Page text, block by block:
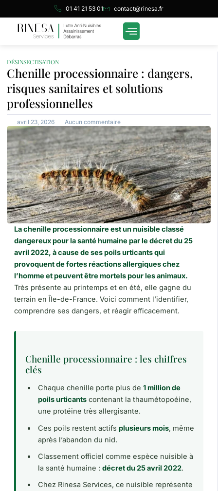
Content
navigation
contenu
01 41 21 53 01 contact@rinesa.fr
DÉSINSECTISATION
Chenille processionnaire : dangers,
risques sanitaires et solutions
professionnelles
avril 23, 2026 Aucun commentaire
La chenille processionnaire est un nuisible classé
dangereux pour la santé humaine par le décret du 25
avril 2022, à cause de ses poils urticants qui
provoquent de fortes réactions allergiques chez
l’homme et peuvent être mortels pour les animaux.
Très présente au printemps et en été, elle gagne du
terrain en Île-de-France. Voici comment l’identifier,
comprendre ses dangers, et réagir efficacement.
Chenille processionnaire : les chiffres
clés
Chaque chenille porte plus de 1 million de
poils urticantscontenant la thaumétopoéine,
une protéine très allergisante.
Ces poils restent actifs plusieurs mois, même
après l’abandon du nid.
Classement officiel comme espèce nuisible à
la santé humaine : décret du 25 avril 2022.
Chez Rinesa Services, ce nuisible représente